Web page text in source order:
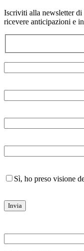
Iscriviti alla newsletter
ricevere anticipazioni e
Sì, ho preso visione